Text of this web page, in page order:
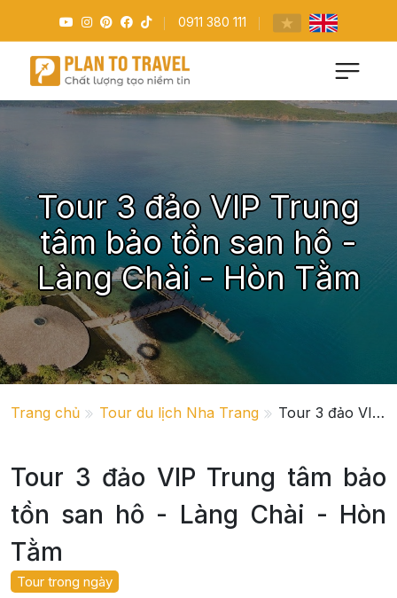
0911 380 111
Tour 3 đảo VIP Trung
tâm bảo tồn san hô -
Làng Chài - Hòn Tằm
Trang chủ Tour du lịch Nha Trang Tour 3 đảo VIP Trung tâm bảo tồn san hô - Làng Chài - Hòn Tằm
Tour 3 đảo VIP Trung tâm bảo
tồn san hô - Làng Chài - Hòn
Tằm
Tour trong ngày